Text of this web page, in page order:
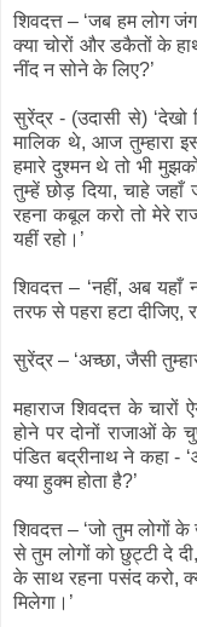
शिवदत्त – ‘जब हम लोग
क्या चोरों और डकैतों के
नींद न सोने के लिए?’
सुरेंद्र - (उदासी से) ‘देखो
मालिक थे, आज तुम्हारा
हमारे दुश्मन थे तो भी
तुम्हें छोड़ दिया, चाहे
रहना कबूल करो तो मेरे
यहीं रहो।’
शिवदत्त – ‘नहीं, अब
तरफ से पहरा हटा दीजिए,
सुरेंद्र – ‘अच्छा, जैसी
महाराज शिवदत्त के
होने पर दोनों राजाओं के
पंडित बद्रीनाथ ने कहा -
क्या हुक्म होता है?’
शिवदत्त – ‘जो तुम लोगों
से तुम लोगों को छुट्टी दे
के साथ रहना पसंद करो,
मिलेगा।’